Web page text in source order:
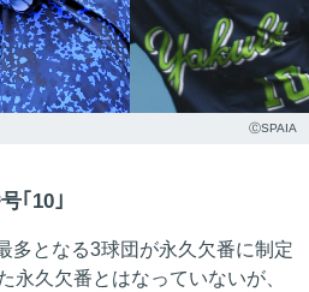
ⒸSPAIA
｢10｣
多となる3球団が永久欠番に制定
永久欠番とはなっていないが、